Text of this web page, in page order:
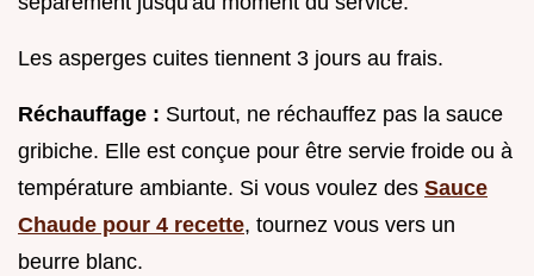
Les asperges cuites tiennent 3 jours au frais.
Réchauffage : Surtout, ne réchauffez pas la sauce
gribiche. Elle est conçue pour être servie froide ou à
température ambiante. Si vous voulez des Sauce
Chaude pour 4 recette, tournez vous vers un
beurre blanc.